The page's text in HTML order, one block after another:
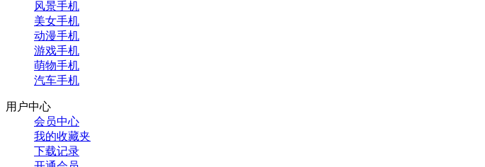
风景手机
美女手机
动漫手机
游戏手机
萌物手机
汽车手机
用户中心
会员中心
我的收藏夹
下载记录